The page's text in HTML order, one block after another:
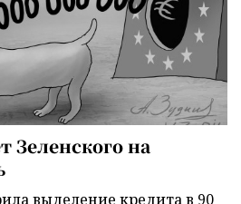
Зеленского на
выделение кредита в 90